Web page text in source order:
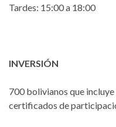
Tardes: 15:00 a 18:00
INVERSIÓN
700 bolivianos que
certificados de